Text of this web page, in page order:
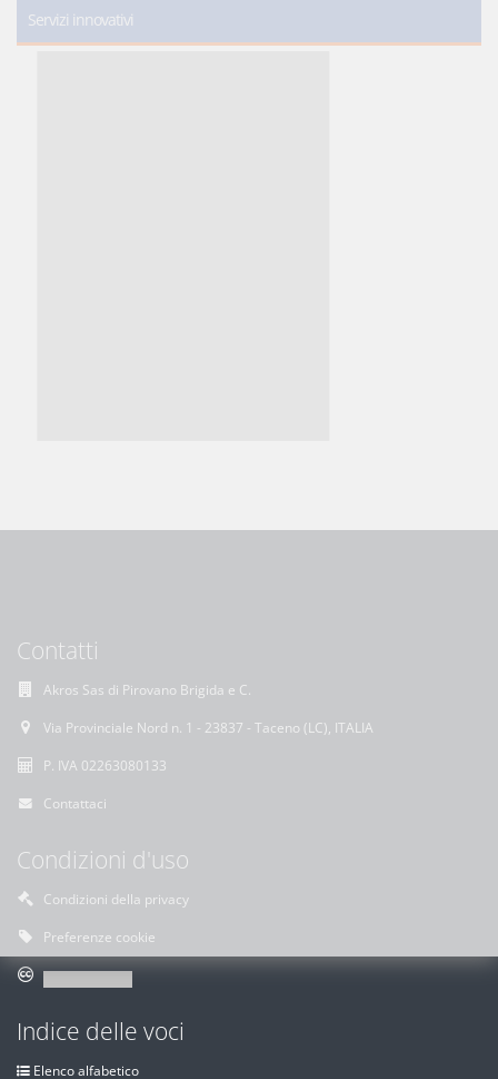
Servizi innovativi
Contatti
Akros Sas di Pirovano Brigida e C.
Via Provinciale Nord n. 1 - 23837 - Taceno (LC), ITALIA
P. IVA 02263080133
Contattaci
Condizioni d'uso
Condizioni della privacy
Preferenze cookie
Indice delle voci
Elenco alfabetico